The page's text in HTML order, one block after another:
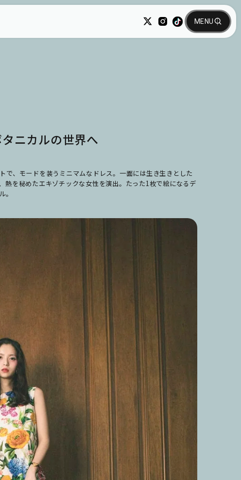
ニカルの世界へ
で、モードを装うミニマムなドレス。一面には生き生きとした
を秘めたエキゾチックな女性を演出。たった1枚で絵になるデ
。